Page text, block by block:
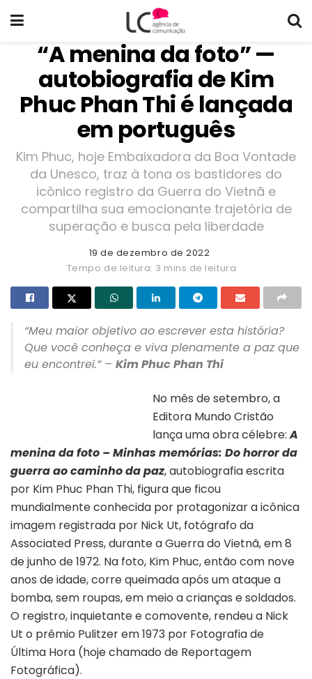
“A menina da foto” —
autobiografia de Kim
Phuc Phan Thi é lançada
em português
Kim Phuc, hoje Embaixadora da Boa Vontade
da Unesco, traz à tona os bastidores do
icônico registro da Guerra do Vietnã e
compartilha sua emocionante trajetória de
superação e busca pela liberdade
19 de dezembro de 2022
Tempo de leitura: 3 mins de leitura
“Meu maior objetivo ao escrever esta história?
Que você conheça e viva plenamente a paz que
eu encontrei.” – Kim Phuc Phan Thi
No mês de setembro, a
Editora Mundo Cristão
lança uma obra célebre:A
menina da foto – Minhas memórias: Do horror da
guerra ao caminho da paz, autobiografia escrita
por Kim Phuc Phan Thi, figura que ficou
mundialmente conhecida por protagonizar a icônica
imagem registrada por Nick Ut, fotógrafo da
Associated Press, durante a Guerra do Vietnã, em 8
de junho de 1972. Na foto, Kim Phuc, então com nove
anos de idade, corre queimada após um ataque a
bomba, sem roupas, em meio a crianças e soldados.
O registro, inquietante e comovente, rendeu a Nick
Ut o prêmio Pulitzer em 1973 por Fotografia de
Última Hora (hoje chamado de Reportagem
Fotográfica).